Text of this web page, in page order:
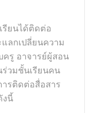
รียนได้ติดต่อ
ลกเปลี่ยนความ
ครู อาจารย์ผู้สอน
ร่วมชั้นเรียนคน
ารติดต่อสื่อสาร
งนี้